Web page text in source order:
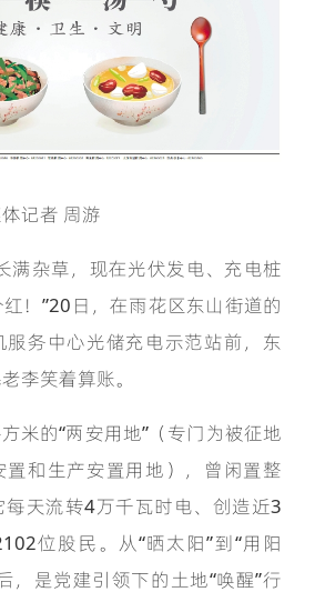
记者 周游
杂草，现在光伏发电、充电桩
！”20日，在雨花区东山街道的
务中心光储充电示范站前，东
李笑着算账。
的“两安用地”（专门为被征地
和生产安置用地），曾闲置整
天流转4万千瓦时电、创造近3
位股民。从“晒太阳”到“用阳
，是党建引领下的土地“唤醒”行